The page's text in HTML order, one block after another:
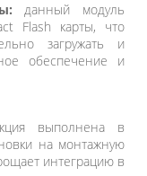
данный модуль
Flash карты, что
загружать и
обеспечение и
выполнена в
на монтажную
интеграцию в